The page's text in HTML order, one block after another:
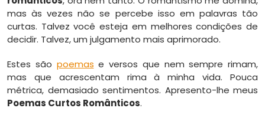
mas às vezes não se percebe isso em palavras tão
curtas. Talvez você esteja em melhores condições de
decidir. Talvez, um julgamento mais aprimorado.
Estes são poemas e versos que nem sempre rimam,
mas que acrescentam rima à minha vida. Pouca
métrica, demasiado sentimentos. Apresento-lhe meus
Poemas Curtos Românticos.